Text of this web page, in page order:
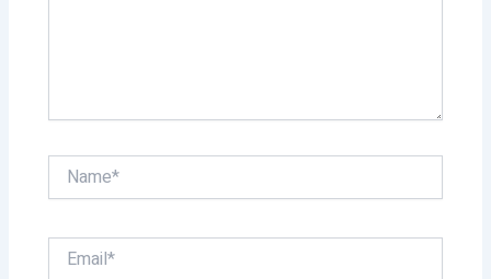
Name*
Email*